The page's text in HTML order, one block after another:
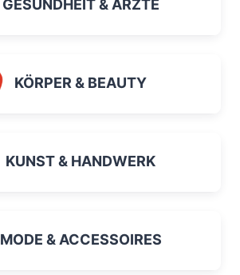
GESUNDHEIT & ÄRZTE
KÖRPER & BEAUTY
KUNST & HANDWERK
MODE & ACCESSOIRES